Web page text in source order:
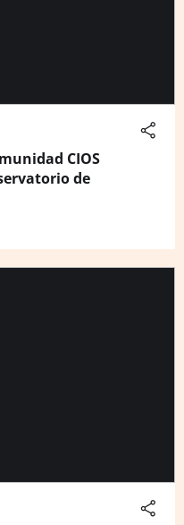
CIOS
de